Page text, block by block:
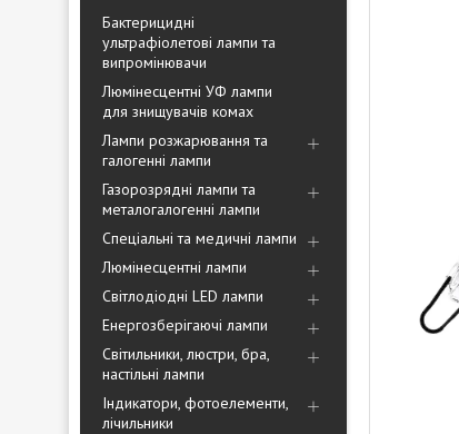
Бактерицидні
ультрафіолетові лампи та
випромінювачи
Люмінесцентні УФ лампи
для знищувачів комах
Лампи розжарювання та
галогенні лампи
Газорозрядні лампи та
металогалогенні лампи
Спеціальні та медичні лампи
Люмінесцентні лампи
Світлодіодні LED лампи
Енергозберігаючі лампи
Світильники, люстри, бра,
настільні лампи
Індикатори, фотоелементи,
лічильники